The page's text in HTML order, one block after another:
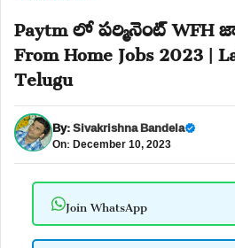
Paytm లో పర్మినెంట్ WFH
From Home Jobs 2023 |
Telugu
By:Sivakrishna Bandela
On: December 10, 2023
Join WhatsApp